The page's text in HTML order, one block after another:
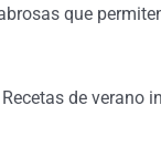
que
de verano